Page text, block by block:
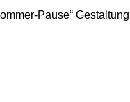
Pause“